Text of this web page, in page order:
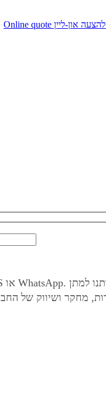
להצעה און-ליין Online quote
מחקר ושיווק של